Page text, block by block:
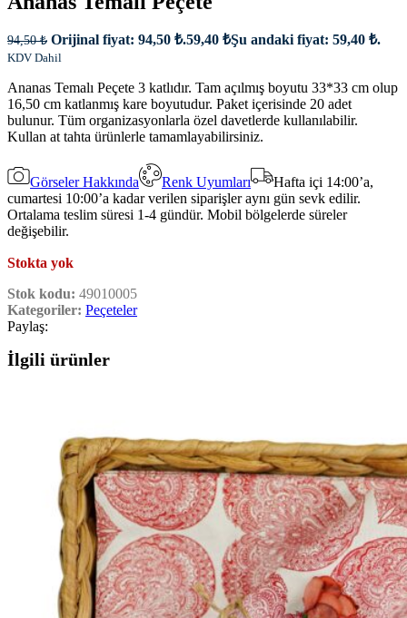
94,50₺ Orijinal fiyat: 94,50 ₺.59,40 ₺Şu andaki fiyat: 59,40 ₺.
KDV Dahil
Ananas Temalı Peçete 3 katlıdır. Tam açılmış boyutu 33*33 cm olup
16,50 cm katlanmış kare boyutudur. Paket içerisinde 20 adet
bulunur. Tüm organizasyonlarla özel davetlerde kullanılabilir.
Kullan at tahta ürünlerle tamamlayabilirsiniz.
Görseler Hakkında Renk Uyumları
Hafta içi 14:00’a,
cumartesi 10:00’a kadar verilen siparişler aynı gün sevk edilir.
Ortalama teslim süresi 1-4 gündür. Mobil bölgelerde süreler
değişebilir.
Stokta yok
Stok kodu: 49010005
Kategoriler: Peçeteler
Paylaş:
İlgili ürünler